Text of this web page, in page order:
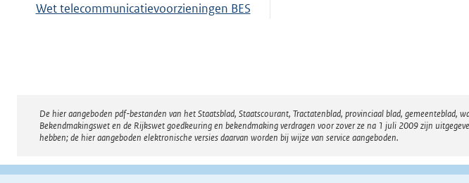
Wet telecommunicatievoorzieningen BES
Wet ongevallenverzekering BES
Toon op wetten.nl
Besluit meldingsvereisten
Disclaimer
De hier aangeboden pdf-bestanden van het Staatsblad, Staatscourant, Tractatenblad, provinciaal blad,
Bekendmakingswet en de Rijkswet goedkeuring en bekendmaking verdragen voor zover ze na 1 juli 2009 zijn
hebben; de hier aangeboden elektronische versies daarvan worden bij wijze van service aangeboden.